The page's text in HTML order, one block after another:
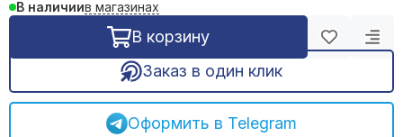
Расходники для пайки
Стяжки нейлоновые, хомуты
Силовые разъемы
Устройства подачи команд и сигналов
Удлинители, тройники, сетевые фильтры
Штекеры, переходники
В наличии в магазинах
В корзину
Оформить в Telegram
Заказ в один клик